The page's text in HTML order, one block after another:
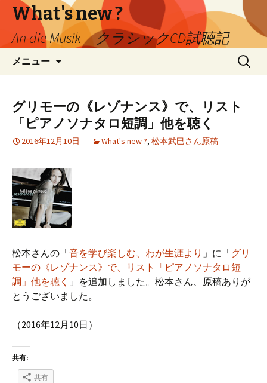
What's new ?
An die Musik クラシックCD試聴記
メニュー
ツ
へ
移
検
索:
グリモーの《レゾナンス》で、リスト
「ピアノソナタロ短調」他を聴く
2016年12月10日 What's new ?, 松本武巳さん原稿
松本さんの「音を学び楽しむ、わが生涯より 」に「グリ
モーの《レゾナンス》で、リスト「ピアノソナタロ短
調」他を聴く 」を追加しました。松本さん、原稿ありが
とうございました。
（2016年12月10日）
共有:
共有